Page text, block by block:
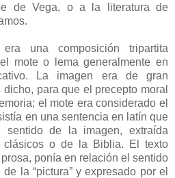
de Vega, o a la literatura de
una composición tripartita
mote o lema generalmente en
La imagen era de gran
para que el precepto moral
el mote era considerado el
en una sentencia en latín que
sentido de la imagen, extraída
clásicos o de la Biblia. El texto
ponía en relación el sentido
la “pictura” y expresado por el